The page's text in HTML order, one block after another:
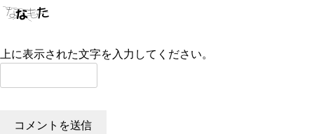
上に表示された文字を入力してください。